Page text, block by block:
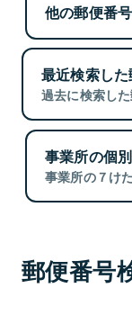
他の郵便番
最近検索し
過去に検索し
事業所の個
事業所の７け
郵便番号